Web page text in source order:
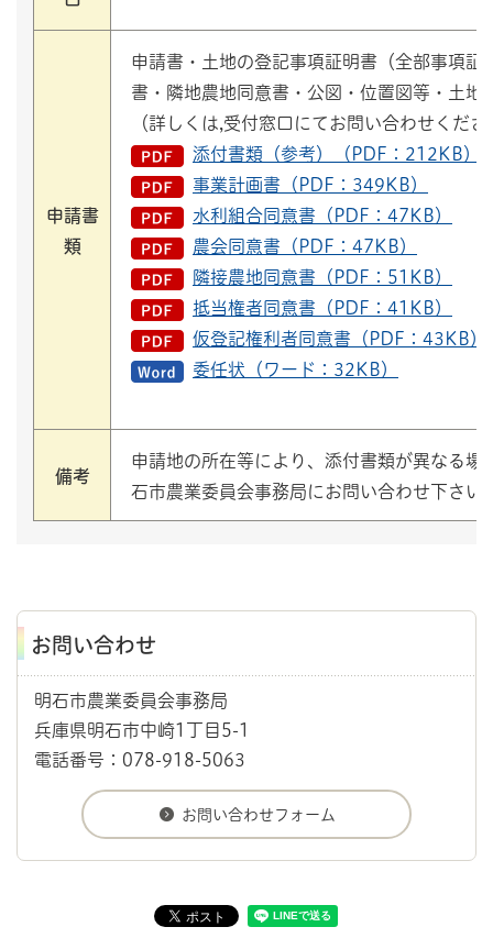
申請書
類
申請書・土地の登記事項証明書（全部事項証
書・隣地農地同意書・公図・位置図等・土地
（詳しくは,受付窓口にてお問い合わせくださ
添付書類（参考）（PDF：212KB）
事業計画書（PDF：349KB）
水利組合同意書（PDF：47KB）
農会同意書（PDF：47KB）
隣接農地同意書（PDF：51KB）
抵当権者同意書（PDF：41KB）
仮登記権利者同意書（PDF：43KB）
委任状（ワード：32KB）
備考
申請地の所在等により、添付書類が異なる場
石市農業委員会事務局にお問い合わせ下さい
お問い合わせ
明石市農業委員会事務局
兵庫県明石市中崎1丁目5-1
電話番号：078-918-5063